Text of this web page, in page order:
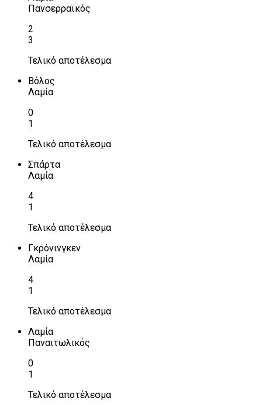
Πανσερραϊκός
2
3
Τελικό αποτέλεσμα
Βόλος
Λαμία
0
1
Τελικό αποτέλεσμα
Σπάρτα
Λαμία
4
1
Τελικό αποτέλεσμα
Γκρόνινγκεν
Λαμία
4
1
Τελικό αποτέλεσμα
Λαμία
Παναιτωλικός
0
1
Τελικό αποτέλεσμα